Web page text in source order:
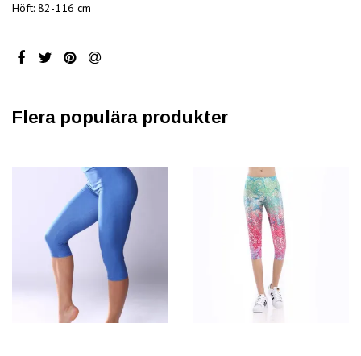
Höft: 82-116 cm
Flera populära produkter